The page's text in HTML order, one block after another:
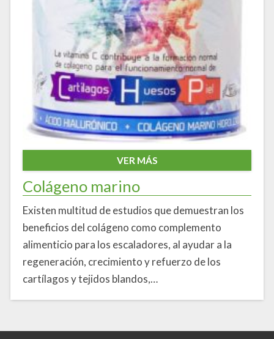
VER MÁS
Colágeno marino
Existen multitud de estudios que demuestran los
beneficios del colágeno como complemento
alimenticio para los escaladores, al ayudar a la
regeneración, crecimiento y refuerzo de los
cartílagos y tejidos blandos,…